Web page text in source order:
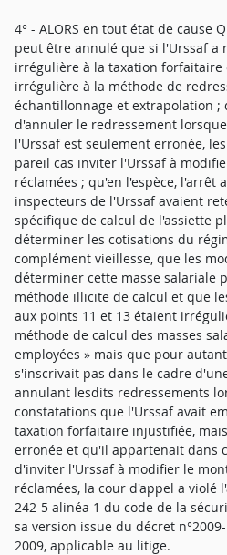
4° - ALORS en tout état de cause
peut être annulé que si l'Urssaf a
irrégulière à la taxation
irrégulière à la méthode de
échantillonnage et extrapolation ;
d'annuler le redressement
l'Urssaf est seulement erronée,
pareil cas inviter l'Urssaf à
réclamées ; qu'en l'espèce, l'arrêt
inspecteurs de l'Urssaf avaient
spécifique de calcul de l'assiette
déterminer les cotisations du
complément vieillesse, que les
déterminer cette masse salariale
méthode illicite de calcul et que
aux points 11 et 13 étaient
méthode de calcul des masses
employées » mais que pour
s'inscrivait pas dans le cadre
annulant lesdits redressements
constatations que l'Urssaf avait
taxation forfaitaire injustifiée,
erronée et qu'il appartenait dans
d'inviter l'Urssaf à modifier le
réclamées, la cour d'appel a violé
242-5 alinéa 1 du code de la
sa version issue du décret
2009, applicable au litige.